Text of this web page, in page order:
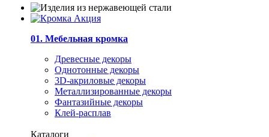
01. Мебельная кромка
Древесные декоры
Однотонные декоры
3D-акриловые декоры
Металлизированные декоры
Фантазийные декоры
Клей-расплав
Каталоги